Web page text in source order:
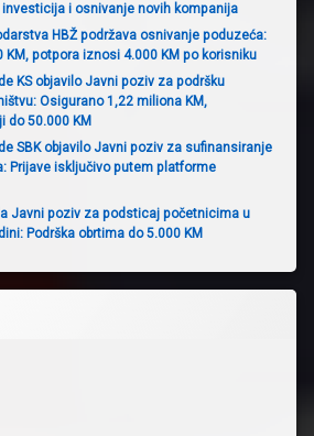
i osnivanje novih kompanija
HBŽ podržava osnivanje poduzeća:
KM, potpora iznosi 4.000 KM po korisniku
KS objavilo Javni poziv za podršku
Osigurano 1,22 miliona KM,
do 50.000 KM
SBK objavilo Javni poziv za sufinansiranje
Prijave isključivo putem platforme
Javni poziv za podsticaj početnicima u
Podrška obrtima do 5.000 KM